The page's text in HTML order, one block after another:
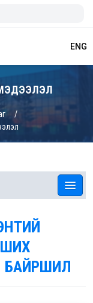
ENG
БАЙРШИЛ